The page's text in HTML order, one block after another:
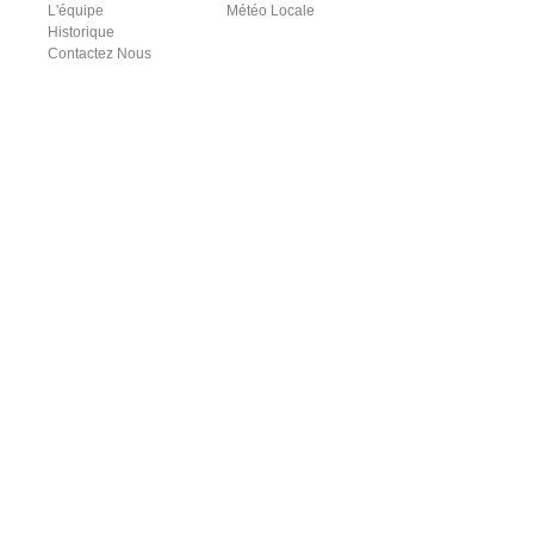
L'équipe
Historique
Contactez Nous
Météo Locale